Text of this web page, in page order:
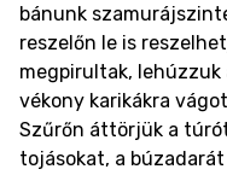
bánunk
reszelőn le is
megpirultak, lehúzzuk
vékony karikákra
Szűrőn áttörjük a
tojásokat, a